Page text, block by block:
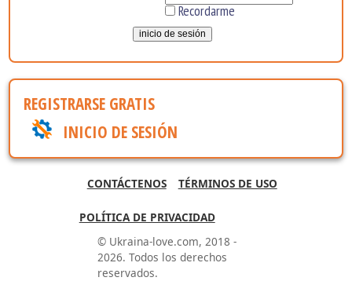
Recordarme
REGISTRARSE GRATIS
INICIO DE SESIÓN
CONTÁCTENOS TÉRMINOS DE USO
POLÍTICA DE PRIVACIDAD
© Ukraina-love.com, 2018 -
2026. Todos los derechos
reservados.